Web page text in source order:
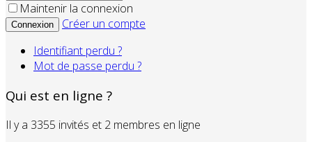
Maintenir la connexion
Connexion
Créer un compte
Identifiant perdu ?
Mot de passe perdu ?
Qui est en ligne ?
Il y a 3355 invités et 2 membres en ligne